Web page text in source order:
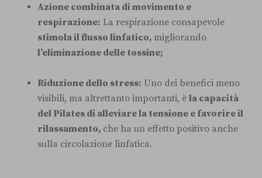
Azione combinata di movimento e
respirazione: La respirazione consapevole
stimola il flusso linfatico, migliorando
l’eliminazione delle tossine;
Riduzione dello stress: Uno dei benefici meno
visibili, ma altrettanto importanti, è la capacità
del Pilates di alleviare la tensione e favorire il
rilassamento, che ha un effetto positivo anche
sulla circolazione linfatica.